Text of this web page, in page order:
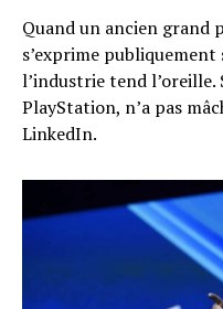
Quand un ancien grand
s’exprime
l’industrie tend l’oreille.
PlayStation, n’a pas
LinkedIn.